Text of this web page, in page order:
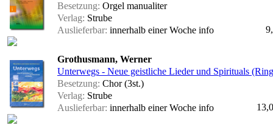
Besetzung: Orgel manualiter
Verlag: Strube
Auslieferbar: innerhalb einer Woche info
Grothusmann, Werner
Unterwegs - Neue geistliche Lieder und Spirituals
Besetzung: Chor (3st.)
Verlag: Strube
Auslieferbar: innerhalb einer Woche info